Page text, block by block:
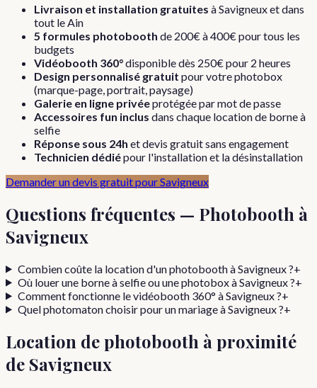
Livraison et installation gratuites àSavigneuxet dans
tout leAin
5 formules photobooth de 200€ à 400€ pour tous les
budgets
Vidéobooth 360°disponible dès 250€ pour 2 heures
Design personnalisé gratuit pour votre photobox
(marque-page, portrait, paysage)
Galerie en ligne privéeprotégée par mot de passe
Accessoires fun inclus dans chaque location de borne à
selfie
Réponse sous 24h et devis gratuit sans engagement
Technicien dédiépour l'installation et la désinstallation
Demander un devis gratuit pourSavigneux
Questions fréquentes — Photobooth à
Savigneux
Combien coûte la location d'un photobooth àSavigneux?+
Où louer une borne à selfie ou une photobox àSavigneux?+
Comment fonctionne le vidéobooth 360° àSavigneux?+
Quel photomaton choisir pour un mariage àSavigneux?+
Location de photobooth à proximité
de Savigneux